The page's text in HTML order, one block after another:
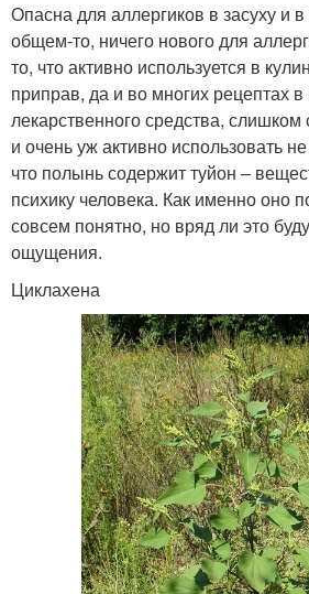
Опасна для аллергиков в засуху и
общем-то, ничего нового для
то, что активно используется в
приправ, да и во многих рецептах в
лекарственного средства,
и очень уж активно использовать
что полынь содержит туйон –
психику человека. Как именно оно
совсем понятно, но вряд ли это
ощущения.
Циклахена